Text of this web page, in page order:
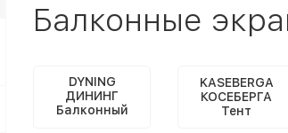
Балконные
DYNING
ДИНИНГ
Балконный
KASEBERGA
КОСЕБЕРГА
Тент